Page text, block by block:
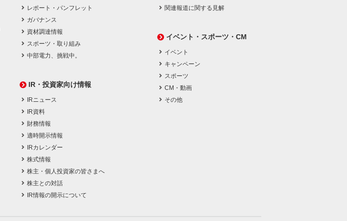
レポート・パンフレット
ガバナンス
資材調達情報
スポーツ・取り組み
中部電力、挑戦中。
IR・投資家向け情報
IRニュース
IR資料
財務情報
適時開示情報
IRカレンダー
株式情報
株主・個人投資家の皆さまへ
株主との対話
IR情報の開示について
関連報道に関する見解
イベント・スポーツ・CM
イベント
キャンペーン
スポーツ
CM・動画
その他